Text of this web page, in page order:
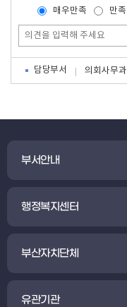
매우만족 만족
담당부서 의회사무과
부서안내
행정복지센터
부산자치단체
유관기관